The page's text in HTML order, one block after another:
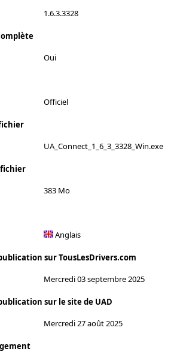
1.6.3.3328
Oui
Officiel
UA_Connect_1_6_3_3328_Win.exe
383 Mo
Anglais
sur TousLesDrivers.com
Mercredi 03 septembre 2025
sur le site de UAD
Mercredi 27 août 2025